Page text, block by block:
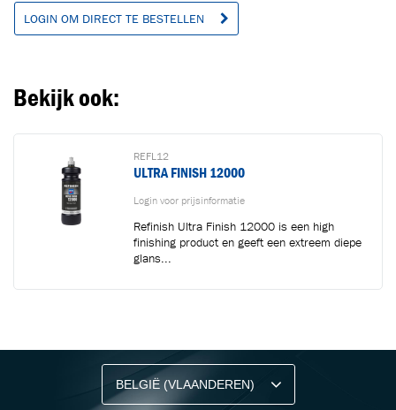
LOGIN OM DIRECT TE BESTELLEN
Bekijk ook:
REFL12
ULTRA FINISH 12000
Login voor prijsinformatie
Refinish Ultra Finish 12000 is een high
finishing product en geeft een extreem diepe
glans...
Ontvang vakgerelateerde tips,
aanbiedingen en productupdates van Cartec.